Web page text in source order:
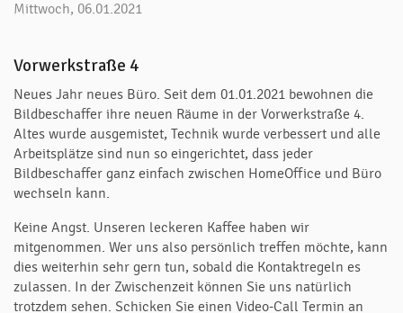
Mittwoch, 06.01.2021
Vorwerkstraße 4
Neues Jahr neues Büro. Seit dem 01.01.2021 bewohnen die
Bildbeschaffer ihre neuen Räume in der Vorwerkstraße 4.
Altes wurde ausgemistet, Technik wurde verbessert und alle
Arbeitsplätze sind nun so eingerichtet, dass jeder
Bildbeschaffer ganz einfach zwischen HomeOffice und Büro
wechseln kann.
Keine Angst. Unseren leckeren Kaffee haben wir
mitgenommen. Wer uns also persönlich treffen möchte, kann
dies weiterhin sehr gern tun, sobald die Kontaktregeln es
zulassen. In der Zwischenzeit können Sie uns natürlich
trotzdem sehen. Schicken Sie einen Video-Call Termin an